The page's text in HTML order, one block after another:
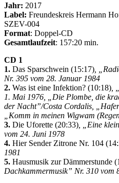
Jahr: 2017
Label: Freundeskreis Hermann
SZEV-004
Format: Doppel-CD
Gesamtlaufzeit: 157:20 min.
CD 1
1. Das Sparschwein (15:17) ,
Nr. 395 vom 28. Januar 1984
2. Was ist eine Infektion? (10:18) ,
1. Mai 1976, „Die Plombe, die
der Nacht”/Costa Cordalis,
„Komm in meinen Wigwam
3. Die Uforette (20:33) , „Eine
vom 24. Juni 1978
4. Hier Sender Zitrone Nr. 104
1981
5. Hausmusik zur Dämmerstunde
Dachkammermusik” Nr. 310 vom